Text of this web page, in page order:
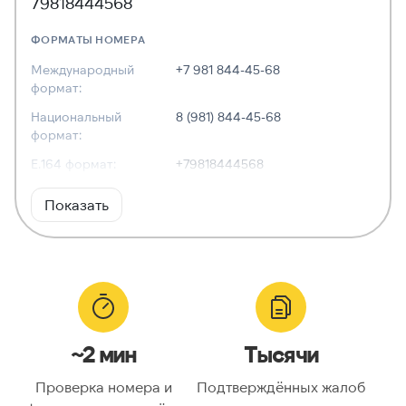
ФОРМАТЫ НОМЕРА
Международный
формат:
+7 981 844-45-68
Национальный
формат:
8 (981) 844-45-68
E.164 формат:
+79818444568
RFC3966
формат:
Тип номера:
Оператор связи:
Национальный
9818444568
Код страны:
Показать
~2 мин
Проверка номера и
Тысячи
Подтверждённых жалоб